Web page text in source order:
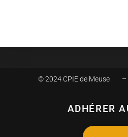
© 2024 CPIE de Meuse
ADHÉRER